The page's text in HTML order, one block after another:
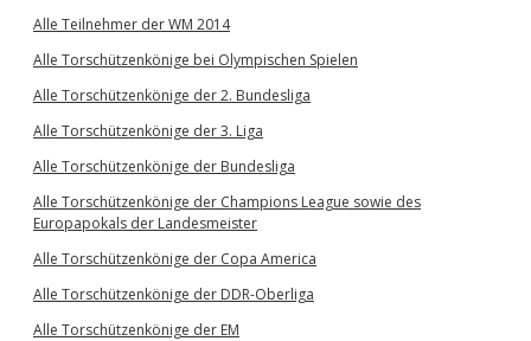
Alle Teilnehmer der WM 2014
Alle Torschützenkönige bei Olympischen Spielen
Alle Torschützenkönige der 2. Bundesliga
Alle Torschützenkönige der 3. Liga
Alle Torschützenkönige der Bundesliga
Alle Torschützenkönige der Champions League sowie des
Europapokals der Landesmeister
Alle Torschützenkönige der Copa America
Alle Torschützenkönige der DDR-Oberliga
Alle Torschützenkönige der EM